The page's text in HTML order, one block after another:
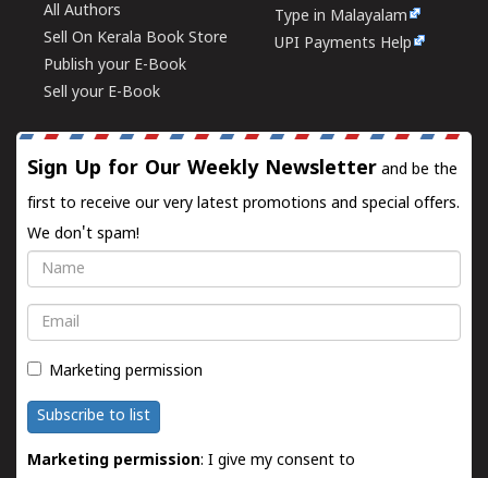
All Authors
Sell On Kerala Book Store
Publish your E-Book
Sell your E-Book
Type in Malayalam
UPI Payments Help
Sign Up for Our Weekly Newsletter and be the
first to receive our very latest promotions and special offers.
We don't spam!
Name
Email
Marketing permission
Subscribe to list
Marketing permission: I give my consent to